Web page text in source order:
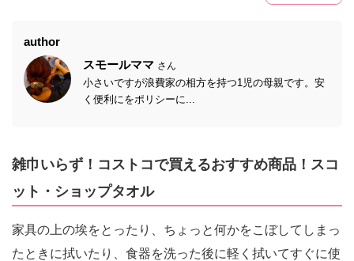
author
スモールママ さん
小さいですが浪費家の相方を持つ1児の母親です。安
く便利にをポリシーに...
雑巾いらず！コストコで買えるおすすめ商品！スコ
ット・ショップタオル
家具の上の埃をとったり、ちょっと何かをこぼしてしまっ
たときに拭いたり、食器を洗った後に軽く拭いてすぐに使